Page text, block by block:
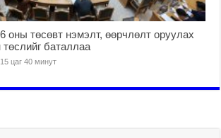
оны төсөвт нэмэлт, өөрчлөлт оруулах
төслийг баталлаа
цаг 40 минут